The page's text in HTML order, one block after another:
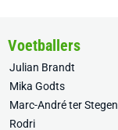
Voetballers
Julian Brandt
Mika Godts
Marc-André ter Stegen
Rodri